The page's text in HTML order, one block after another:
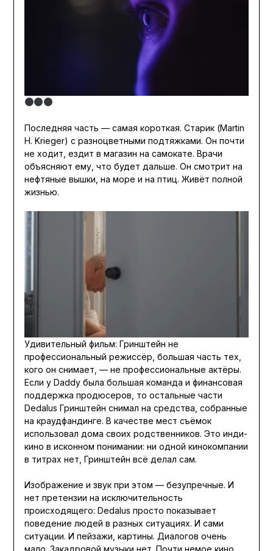
Последняя часть — самая короткая. Старик (Martin
H. Krieger) с разноцветными подтяжками. Он почти
не ходит, ездит в магазин на самокате. Врачи
объясняют ему, что будет дальше. Он смотрит на
нефтяные вышки, на море и на птиц. Живёт полной
жизнью.
Удивительный фильм: Гринштейн не
профессиональный режиссёр, большая часть тех,
кого он снимает, — не профессиональные актёры.
Если у Daddy была большая команда и финансовая
поддержка продюсеров, то остальные части
Dedalus Гринштейн снимал на средства, собранные
на краудфандинге. В качестве мест съёмок
использовал дома своих родственников. Это инди-
кино в исконном понимании: ни одной кинокомпании
в титрах нет, Гринштейн всё делал сам.
Изображение и звук при этом — безупречные. И
нет претензии на исключительность
происходящего: Dedalus просто показывает
поведение людей в разных ситуациях. И сами
ситуации. И пейзажи, картины. Диалогов очень
мало. Закадровой музыки нет. Почти немое кино.